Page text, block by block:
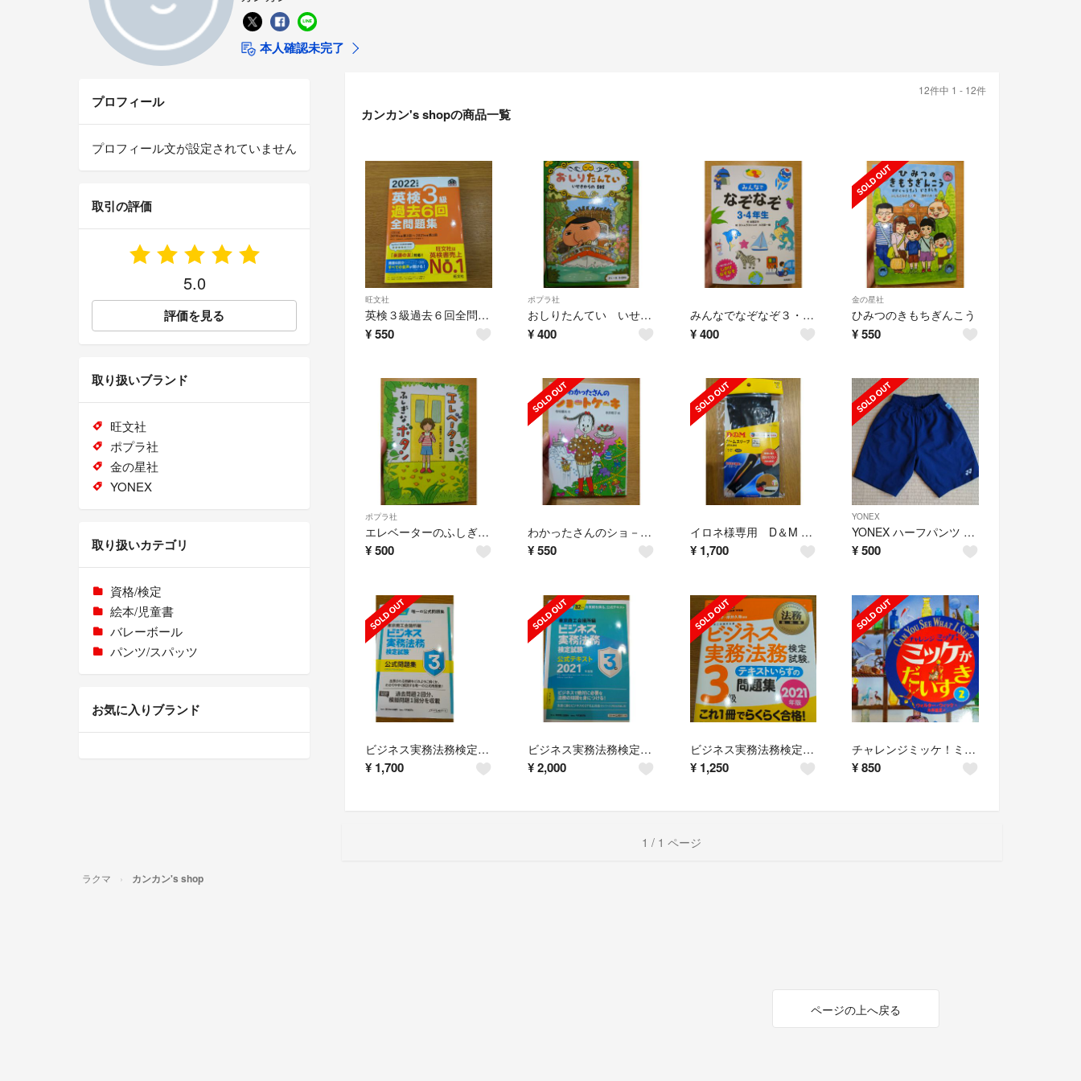
本人確認未完了
12件中 1 - 12件
カンカン's shopの商品一覧
旺文社
英検３級過去６回全問題集
¥550
ポプラ社
おしりたんてい いせきからのＳＯＳ
¥400
みんなでなぞなぞ３・４年生
¥ 400
金の星社
ひみつのきもちぎんこう
¥550
ポプラ社
エレベーターのふしぎなボタン
¥500
わかったさんのショ－トケ－キ
¥550
イロネ様専用 D＆M バレーボール用 アームスリーブ ブラック D-7000
¥ 1,700
YONEX
YONEX ハーフパンツ 130 ネイビー
¥500
ビジネス実務法務検定試験３級公式問題集 ２０２１年度版
¥ 1,700
ビジネス実務法務検定試験３級公式テキスト ２０２１年度版
¥2,000
ビジネス実務法務検定試験３級テキストいらずの問題集 ビジネス実務法務検定試験学習
¥ 1,250
チャレンジミッケ！ミッケがだいすき おとなもこどももいっしょにあそべるかくれんぼ
¥850
1 / 1 ページ
プロフィール
プロフィール文が設定されていません
取引の評価
5.0
評価を見る
取り扱いブランド
旺文社
ポプラ社
金の星社
YONEX
取り扱いカテゴリ
資格/検定
絵本/児童書
バレーボール
パンツ/スパッツ
お気に入りブランド
ラクマ カンカン's shop
ページの上へ戻る